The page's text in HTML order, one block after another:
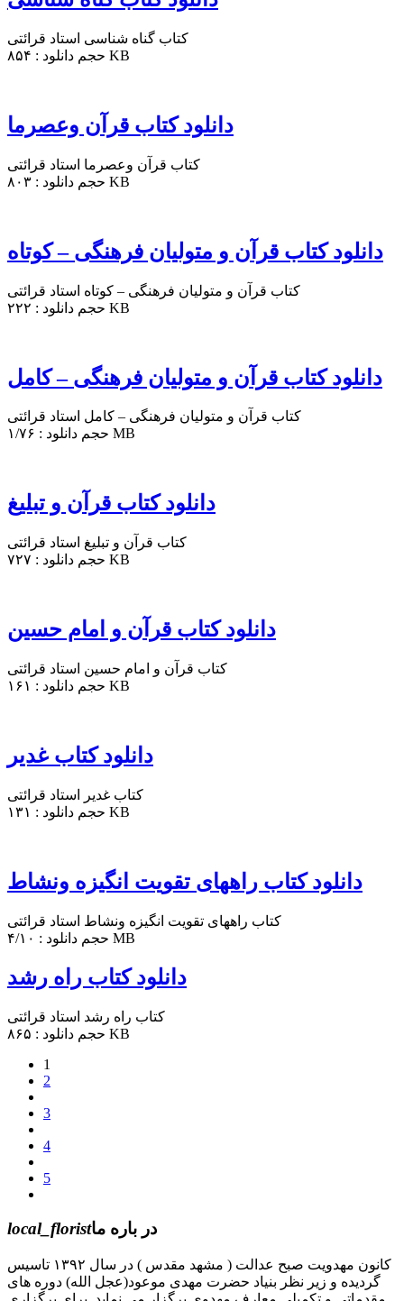
کتاب گناه شناسی استاد قرائتی
حجم دانلود : ۸۵۴ KB
دانلود کتاب قرآن وعصرما
کتاب قرآن وعصرما استاد قرائتی
حجم دانلود : ۸۰۳ KB
دانلود کتاب قرآن و متولیان فرهنگی – کوتاه
کتاب قرآن و متولیان فرهنگی – کوتاه استاد قرائتی
حجم دانلود : ۲۲۲ KB
دانلود کتاب قرآن و متولیان فرهنگی – کامل
کتاب قرآن و متولیان فرهنگی – کامل استاد قرائتی
حجم دانلود : ۱/۷۶ MB
دانلود کتاب قرآن و تبلیغ
کتاب قرآن و تبلیغ استاد قرائتی
حجم دانلود : ۷۲۷ KB
دانلود کتاب قرآن و امام حسین
کتاب قرآن و امام حسین استاد قرائتی
حجم دانلود : ۱۶۱ KB
دانلود کتاب غدیر
کتاب غدیر استاد قرائتی
حجم دانلود : ۱۳۱ KB
دانلود کتاب راههای تقویت انگیزه ونشاط
کتاب راههای تقویت انگیزه ونشاط استاد قرائتی
حجم دانلود : ۴/۱۰ MB
دانلود کتاب راه رشد
کتاب راه رشد استاد قرائتی
حجم دانلود : ۸۶۵ KB
1
2
3
4
5
local_floristدر باره ما
کانون مهدویت صبح عدالت ( مشهد مقدس ) در سال ۱۳۹۲ تاسیس
گردیده و زیر نظر بنیاد حضرت مهدی موعود(عجل الله) دوره های